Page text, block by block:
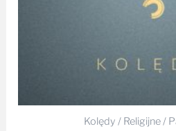
Kolędy / Religijne /